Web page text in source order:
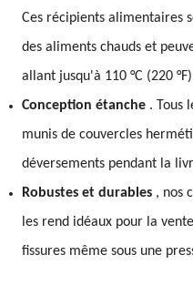
Ces récipients alimentaires
des aliments chauds et
allant jusqu'à 110 °C (220
Conception étanche . Tous
munis de couvercles
déversements pendant la
Robustes et durables , nos
les rend idéaux pour la
fissures même sous une